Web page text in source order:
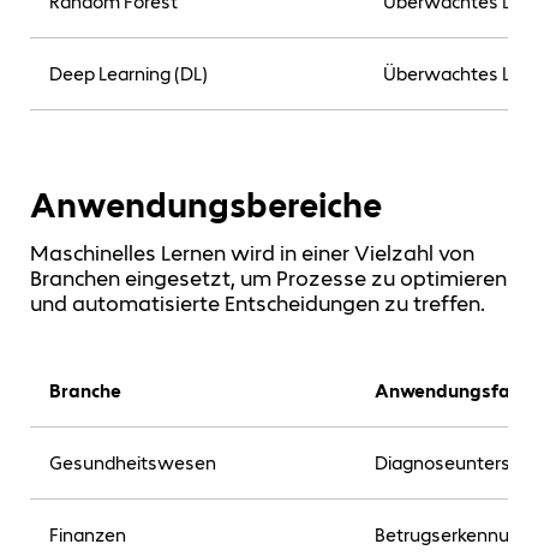
Deep Learning (DL) Überwachtes
Anwendungsbereiche
Maschinelles Lernen wird in einer Vielzahl von
Branchen eingesetzt, um Prozesse zu optimieren
und automatisierte Entscheidungen zu treffen.
Branche Anwendungsfall
Gesundheitswesen
Finanzen